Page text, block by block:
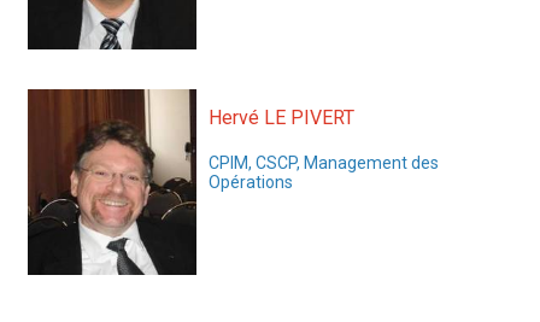
Hervé LE PIVERT
CPIM, CSCP, Management des
Opérations